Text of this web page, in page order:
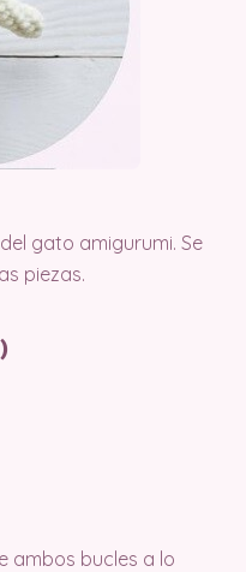
gato amigurumi. Se
piezas.
ambos bucles a lo